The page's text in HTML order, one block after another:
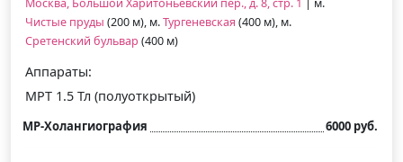
Чистые пруды (200 м), м.Тургеневская (400 м), м.
Сретенский бульвар (400 м)
Аппараты:
МРТ 1.5 Тл (полуоткрытый)
МР-Холангиография 6000 руб.